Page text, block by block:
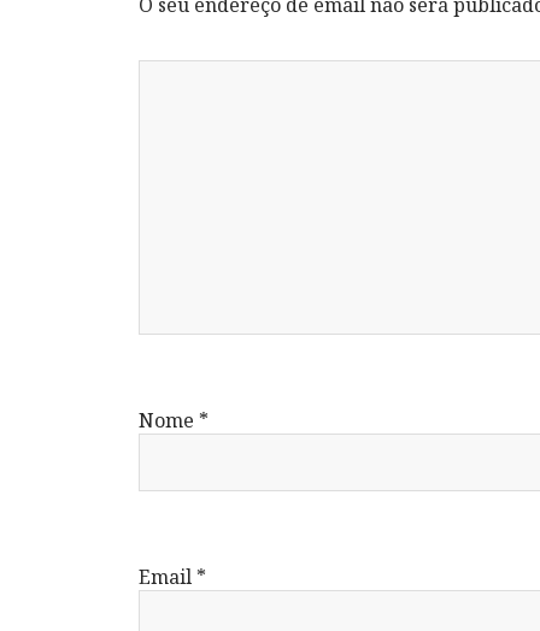
Nome *
Email *